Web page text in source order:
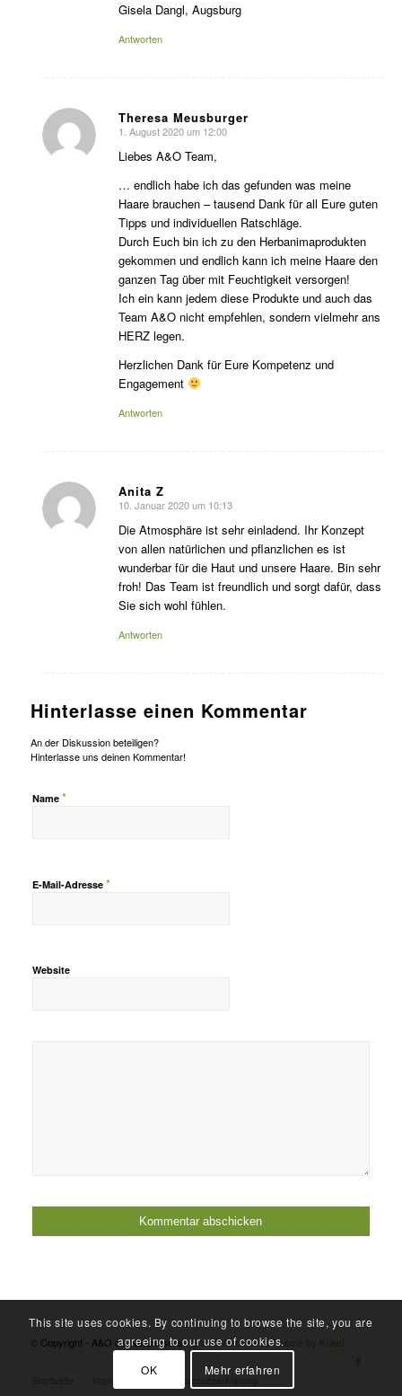
Gisela Dangl, Augsburg
Antworten
Theresa Meusburger
sagte:
1. August 2020 um 12:00
Liebes A&O Team,
… endlich habe ich das gefunden was meine
Haare brauchen – tausend Dank für all Eure guten
Tipps und individuellen Ratschläge.
Durch Euch bin ich zu den Herbanimaprodukten
gekommen und endlich kann ich meine Haare den
ganzen Tag über mit Feuchtigkeit versorgen!
Ich ein kann jedem diese Produkte und auch das
Team A&O nicht empfehlen, sondern vielmehr ans
HERZ legen.
Herzlichen Dank für Eure Kompetenz und
Engagement
Antworten
Anita Z
sagte:
10. Januar 2020 um 10:13
Die Atmosphäre ist sehr einladend. Ihr Konzept
von allen natürlichen und pflanzlichen es ist
wunderbar für die Haut und unsere Haare. Bin sehr
froh! Das Team ist freundlich und sorgt dafür, dass
Sie sich wohl fühlen.
Antworten
Hinterlasse einen Kommentar
An der Diskussion beteiligen?
Hinterlasse uns deinen Kommentar!
Name *
E-Mail-Adresse *
Website
© Copyright - A&O die Naturfrisöre -Enfold WordPress Theme by Kriesi
Startseite Impressum Datenschutzerklärung
This site uses cookies. By continuing to browse the site, you are
agreeing to our use of cookies.
OK
Mehr erfahren